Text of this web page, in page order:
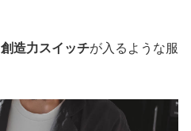
創造力スイッチが入るような服